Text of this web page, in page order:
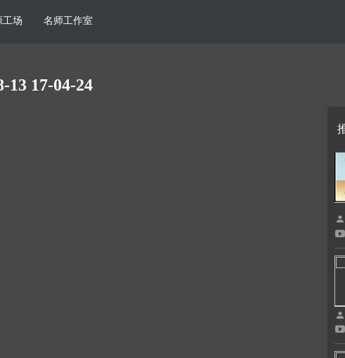
工场 名师工作室
13 17-04-24